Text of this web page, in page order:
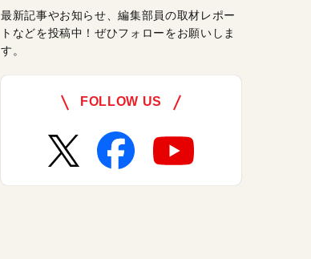
最新記事やお知らせ、編集部員の取材レポー
トなどを投稿中！ぜひフォローをお願いしま
す。
FOLLOW US